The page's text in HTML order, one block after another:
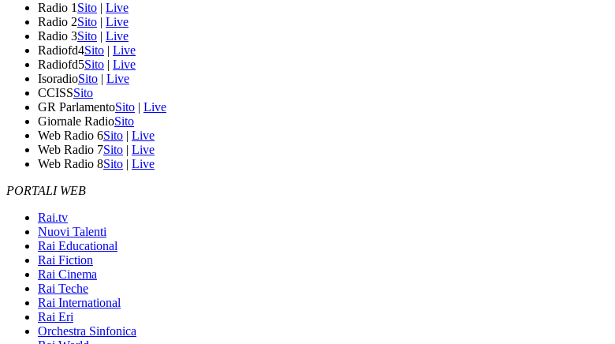
Radio 1 Sito | Live
Radio 2Sito | Live
Radio 3Sito | Live
Radiofd4Sito | Live
Radiofd5Sito | Live
IsoradioSito | Live
CCISSSito
GR ParlamentoSito | Live
Giornale RadioSito
Web Radio 6Sito | Live
Web Radio 7Sito | Live
Web Radio 8Sito | Live
PORTALI WEB
Rai.tv
Nuovi Talenti
Rai Educational
Rai Fiction
Rai Cinema
Rai Teche
Rai International
Rai Eri
Orchestra Sinfonica